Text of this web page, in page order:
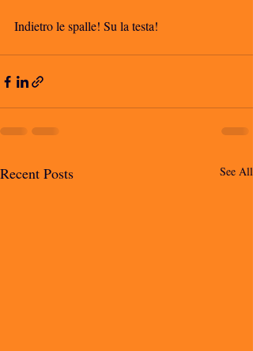
Indietro le spalle! Su la testa!
Recent Posts See All